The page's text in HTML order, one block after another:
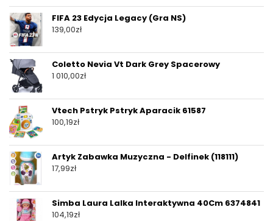
FIFA 23 Edycja Legacy (Gra NS)
139,00zł
Coletto Nevia Vt Dark Grey Spacerowy
1 010,00zł
Vtech Pstryk Pstryk Aparacik 61587
100,19zł
Artyk Zabawka Muzyczna - Delfinek (118111)
17,99zł
Simba Laura Lalka Interaktywna 40Cm 6374841
104,19zł